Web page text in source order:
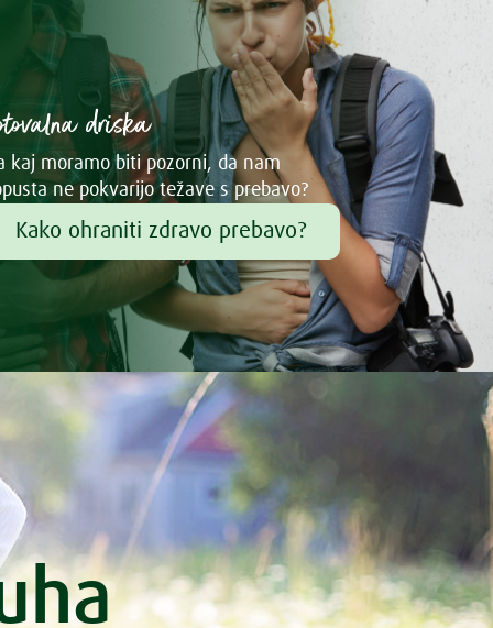
driska
kaj moramo biti pozorni, da nam
ne pokvarijo težave s prebavo?
Kako ohraniti zdravo prebavo?